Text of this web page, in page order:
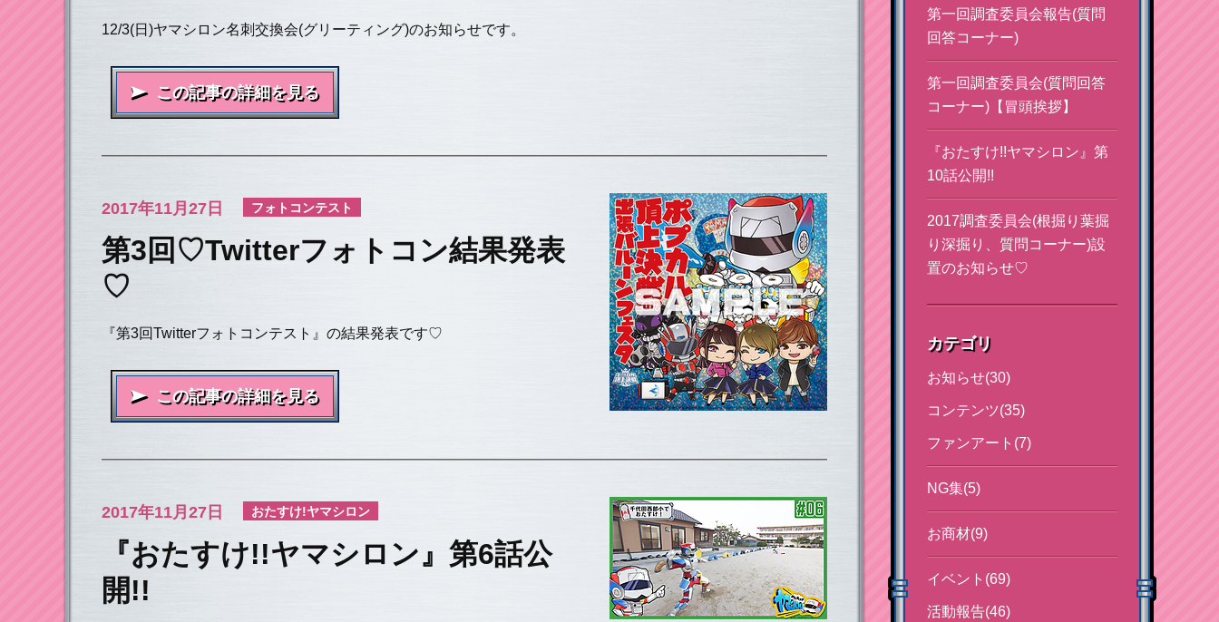
12/3(日)ヤマシロン名刺交換会(グリーティング)のお知らせです。
この記事の詳細を見る
2017年11月27日 フォトコンテスト
第3回♡Twitterフォトコン結果発表
♡
『第3回Twitterフォトコンテスト』の結果発表です♡
この記事の詳細を見る
2017年11月27日 おたすけ!ヤマシロン
『おたすけ!!ヤマシロン』第6話公
開!!
第一回調査委員会報告(質問
回答コーナー)
第一回調査委員会(質問回答
コーナー)【冒頭挨拶】
『おたすけ!!ヤマシロン』第
10話公開!!
2017調査委員会(根掘り葉掘
り深掘り、質問コーナー)設
置のお知らせ♡
カテゴリ
お知らせ(30)
コンテンツ(35)
ファンアート(7)
NG集(5)
お商材(9)
イベント(69)
活動報告(46)